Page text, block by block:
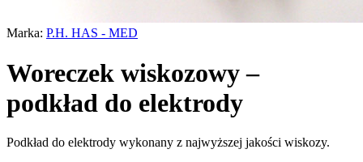
Marka: P.H. HAS - MED
Woreczek wiskozowy –
podkład do elektrody
Podkład do elektrody wykonany z najwyższej jakości wiskozy.